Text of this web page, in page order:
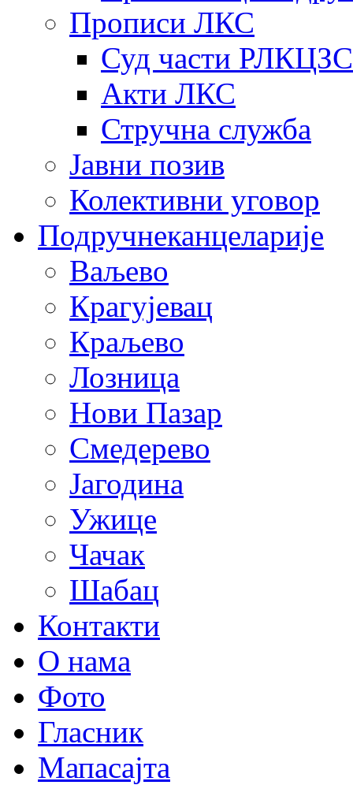
Прописи ЛКС
Суд части РЛКЦЗС
Акти ЛКС
Стручна служба
Јавни позив
Колективни уговор
Подручнеканцеларије
Ваљево
Крагујевац
Краљево
Лозница
Нови Пазар
Смедерево
Јагодина
Ужице
Чачак
Шабац
Контакти
О нама
Фото
Гласник
Мапасајта